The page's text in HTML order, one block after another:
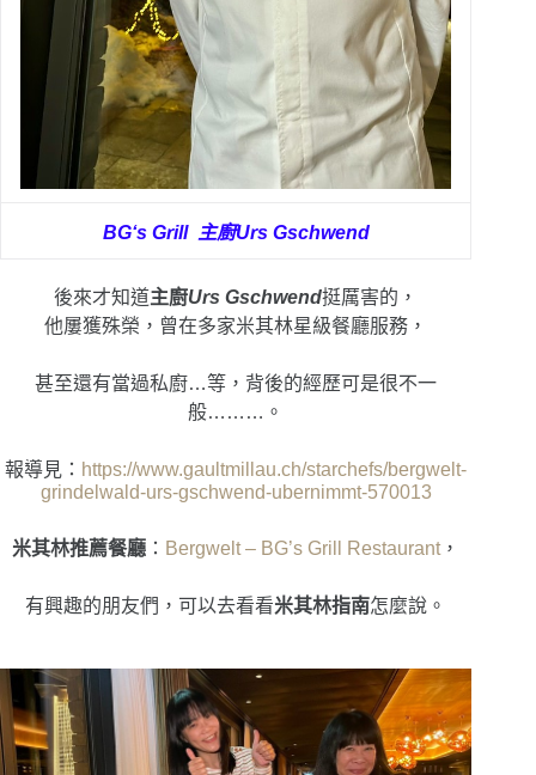
BG‘s Grill 主廚Urs Gschwend
後來才知道主廚Urs Gschwend挺厲害的，
他屢獲殊榮，曾在多家米其林星級餐廳服務，
甚至還有當過私廚…等，背後的經歷可是很不一
般………。
報導見： https://www.gaultmillau.ch/starchefs/bergwelt-
grindelwald-urs-gschwend-ubernimmt-570013
米其林推薦餐廳 ： Bergwelt – BG’s Grill Restaurant，
有興趣的朋友們，可以去看看米其林指南怎麼說。